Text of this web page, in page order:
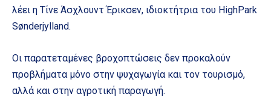
λέει η Τίνε Άσχλουντ Έρικσεν, ιδιοκτήτρια του HighPark
Sønderjylland.
Οι παρατεταμένες βροχοπτώσεις δεν προκαλούν
προβλήματα μόνο στην ψυχαγωγία και τον τουρισμό,
αλλά και στην αγροτική παραγωγή.